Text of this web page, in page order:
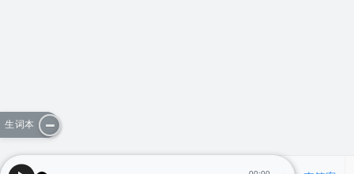
生词本